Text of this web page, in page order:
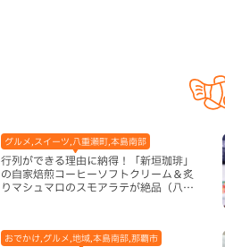
グルメ,スイーツ,八重瀬町,本島南部
行列ができる理由に納得！「新垣珈琲」
の自家焙煎コーヒーソフトクリーム＆炙
りマシュマロのスモアラテが絶品（八重
おでかけ,グルメ,地域,本島南部,那覇市